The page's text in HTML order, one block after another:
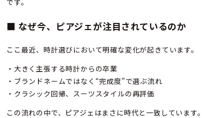
■ なぜ今、ピアジェが注目されているのか
ここ最近、時計選びにおいて明確な変化が起きています。
・大きく主張する時計からの卒業
・ブランドネームではなく“完成度”で選ぶ流れ
・クラシック回帰、スーツスタイルの再評価
この流れの中で、ピアジェはまさに時代と一致しています。